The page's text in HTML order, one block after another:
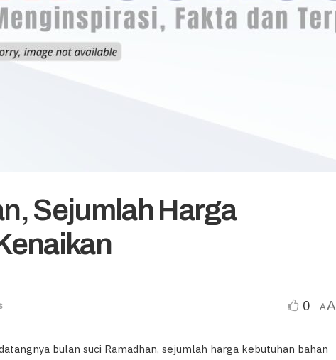
Sejumlah Harga
0 AA
bulan suci Ramadhan, sejumlah harga kebutuhan bahan